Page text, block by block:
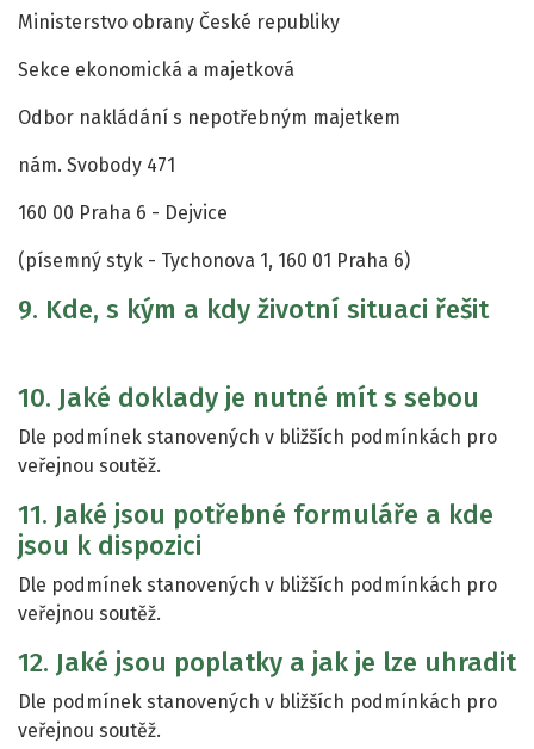
Ministerstvo obrany České republiky
Sekce ekonomická a majetková
Odbor nakládání s nepotřebným majetkem
nám. Svobody 471
160 00 Praha 6 - Dejvice
(písemný styk - Tychonova 1, 160 01 Praha 6)
9. Kde, s kým a kdy životní situaci řešit
10. Jaké doklady je nutné mít s sebou
Dle podmínek stanovených v bližších podmínkách pro
veřejnou soutěž.
11. Jaké jsou potřebné formuláře a kde
jsou k dispozici
Dle podmínek stanovených v bližších podmínkách pro
veřejnou soutěž.
12. Jaké jsou poplatky a jak je lze uhradit
Dle podmínek stanovených v bližších podmínkách pro
veřejnou soutěž.